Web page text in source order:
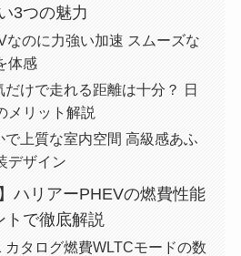
3つの魅力
なのに力強い加速 スムーズな
体感
だけで走れる距離は十分？ 日
メリット解説
で上質な室内空間 高級感あふ
デザイン
ハリアーPHEVの燃費性能
トで徹底解説
カタログ燃費WLTCモードの数